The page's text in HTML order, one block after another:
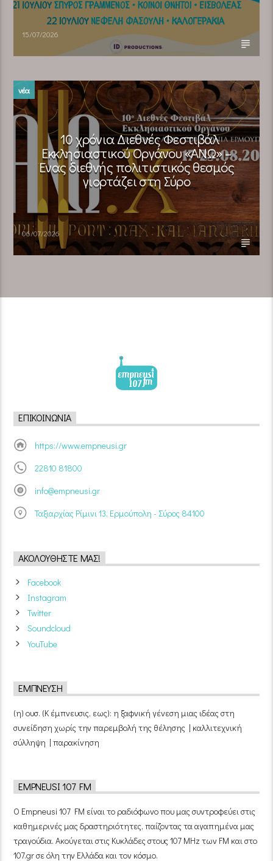
15/07/2026
νέα
10 χρόνια Διεθνές Φεστιβάλ
Εκκλησιαστικού Οργάνου «ΑΝΩ» –
Ένας διεθνής πολιτιστικός θεσμός
γιορτάζει στη Σύρο​
06/07/2026
ΕΠΙΚΟΙΝΩΝΊΑ
https://www.empneusi.gr
22810 81800
info@empneusi.gr
Ταξιαρχίας Ρίμινι 13, Ερμούπολη - Σύρος 84100
ΑΚΟΛΟΥΘΉΣΤΕ ΜΑΣ!
Facebook
Instagram
Twitter
Soundcloud
YouTube
ΈΜΠΝΕΥΣΗ
(η) ουσ. (Κ έμπνευσις, εως): η ξαφνική γένεση μιας ιδέας στη
συνείδηση χωρίς την παρεμβολή της θέλησης | καλλιτεχνική
σύλληψη | παρακίνηση
EMPNEUSI 107 FM
Ο Empneusi 107 FM είναι το ραδιόφωνο που μας συντροφεύει στις
καθημερινές μας δραστηριότητες, παίζοντας τα αγαπημένα μας
τραγούδια. Ακούγεται στις Κυκλάδες στους 107 MHz των FM και στο
107.gr σε όλη την Ελλάδα και τον κόσμο.